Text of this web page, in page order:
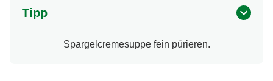
Tipp
Spargelcremesuppe fein pürieren.